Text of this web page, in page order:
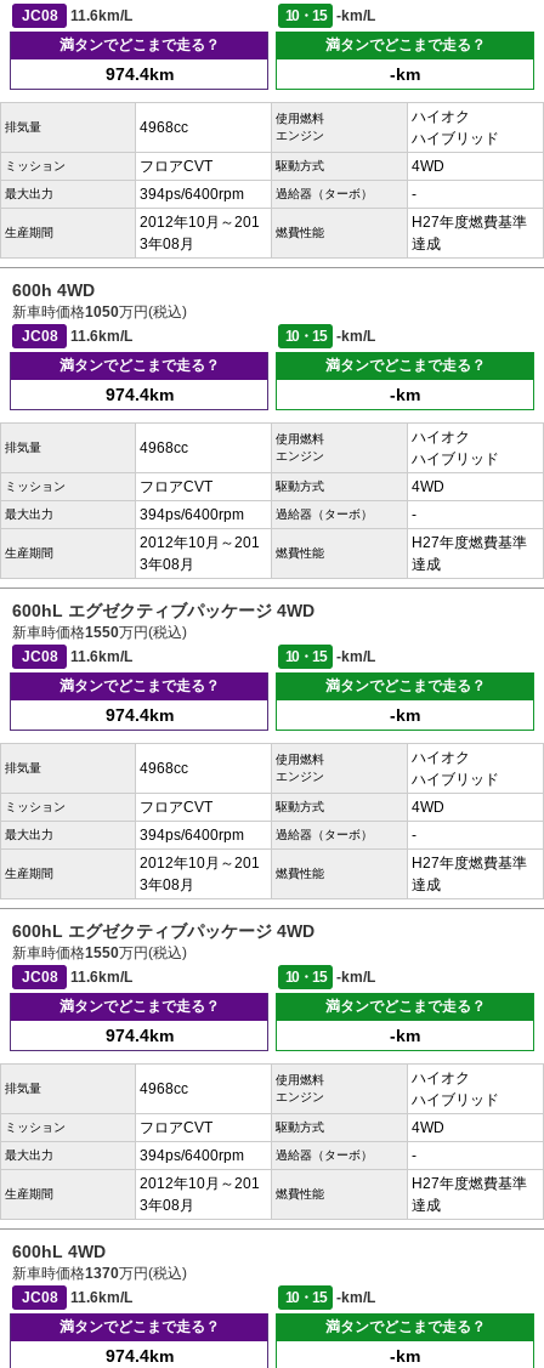
JC08
11.6km/L 10・15
-km/L
満タンでどこまで走る？
974.4km
満タンでどこまで走る？
-km
排気量 4968cc
使用燃料
エンジン
ハイオク
ハイブリッド
ミッション フロアCVT 駆動方式 4WD
最大出力 394ps/6400rpm 過給器（ターボ） -
生産期間
2012年10月～201
3年08月
燃費性能
H27年度燃費基準
達成
600h 4WD
新車時価格1050万円(税込)
JC08
11.6km/L 10・15
-km/L
満タンでどこまで走る？
974.4km
満タンでどこまで走る？
-km
排気量 4968cc
使用燃料
エンジン
ハイオク
ハイブリッド
ミッション フロアCVT 駆動方式 4WD
最大出力 394ps/6400rpm 過給器（ターボ） -
生産期間
2012年10月～201
3年08月
燃費性能
H27年度燃費基準
達成
600hL エグゼクティブパッケージ 4WD
新車時価格1550万円(税込)
JC08
11.6km/L 10・15
-km/L
満タンでどこまで走る？
974.4km
満タンでどこまで走る？
-km
排気量 4968cc
使用燃料
エンジン
ハイオク
ハイブリッド
ミッション フロアCVT 駆動方式 4WD
最大出力 394ps/6400rpm 過給器（ターボ） -
生産期間
2012年10月～201
3年08月
燃費性能
H27年度燃費基準
達成
600hL エグゼクティブパッケージ 4WD
新車時価格1550万円(税込)
JC08
11.6km/L 10・15
-km/L
満タンでどこまで走る？
974.4km
満タンでどこまで走る？
-km
排気量 4968cc
使用燃料
エンジン
ハイオク
ハイブリッド
ミッション フロアCVT 駆動方式 4WD
最大出力 394ps/6400rpm 過給器（ターボ） -
生産期間
2012年10月～201
3年08月
燃費性能
H27年度燃費基準
達成
600hL 4WD
新車時価格1370万円(税込)
JC08
11.6km/L 10・15
-km/L
満タンでどこまで走る？
974.4km
満タンでどこまで走る？
-km